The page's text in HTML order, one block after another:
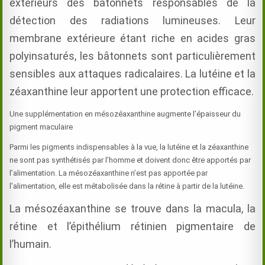
extérieurs des bâtonnets responsables de la
détection des radiations lumineuses. Leur
membrane extérieure étant riche en acides gras
polyinsaturés, les bâtonnets sont particulièrement
sensibles aux attaques radicalaires. La lutéine et la
zéaxanthine leur apportent une protection efficace.
Une supplémentation en mésozéaxanthine augmente l’épaisseur du
pigment maculaire
Parmi les pigments indispensables à la vue, la lutéine et la zéaxanthine
ne sont pas synthétisés par l’homme et doivent donc être apportés par
l’alimentation. La mésozéaxanthine n’est pas apportée par
l’alimentation, elle est métabolisée dans la rétine à partir de la lutéine.
La mésozéaxanthine se trouve dans la macula, la
rétine et l’épithélium rétinien pigmentaire de
l’humain.